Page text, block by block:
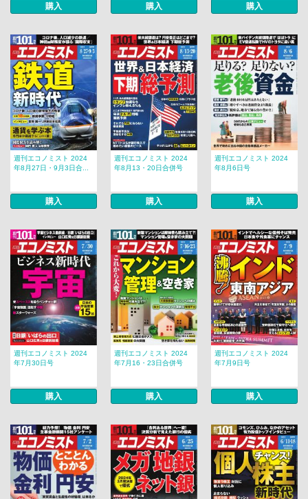
購入 購入 購入
週刊エコノミスト 2024
年8月27日・9月3日合...
購入
週刊エコノミスト 2024
年8月13・20日合併号
購入
週刊エコノミスト 2024
年8月6日号
購入
週刊エコノミスト 2024
年7月30日号
購入
週刊エコノミスト 2024
年7月16・23日合併号
購入
週刊エコノミスト 2024
年7月9日号
購入